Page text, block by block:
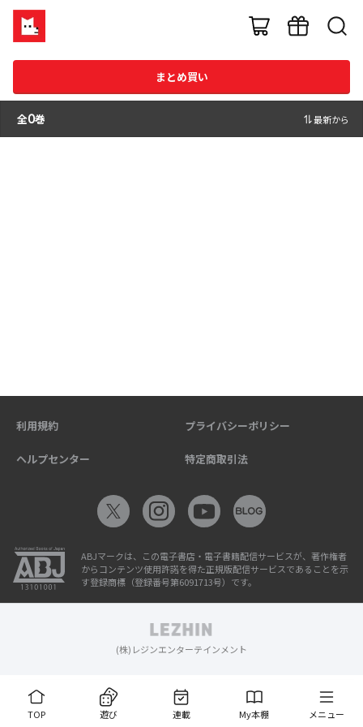
まとめ買い
全0巻 最新から
TOP 遊び 連載 My本棚 メニュー
利用規約 プライバシーポリシー
ヘルプセンター 特定商取引法
ABJマークは、この電子書店・電子書籍配信サービスが、著作権者
からコンテンツ使用許諾を得た正規版配信サービスであることを示
す登録商標（登録番号第6091713号）です。
(株)レジンエンターテインメント